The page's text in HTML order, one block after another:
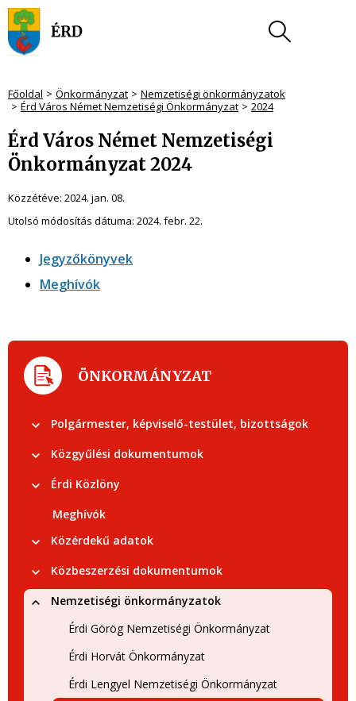
Főoldal Önkormányzat
Nemzetiségi önkormányzatok
Érd Város Német Nemzetiségi Önkormányzat
2024
Érd Város Német Nemzetiségi
Önkormányzat 2024
Közzétéve: 2024. jan. 08.
Utolsó módosítás dátuma: 2024. febr. 22.
Jegyzőkönyvek
Meghívók
ÖNKORMÁNYZAT
Polgármester, képviselő-testület, bizottságok
Közgyűlési dokumentumok
Érdi Közlöny
Meghívók
Közérdekű adatok
Közbeszerzési dokumentumok
Nemzetiségi önkormányzatok
Érdi Görög Nemzetiségi Önkormányzat
Érdi Horvát Önkormányzat
Érdi Lengyel Nemzetiségi Önkormányzat